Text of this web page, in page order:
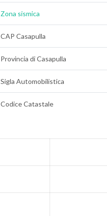
Zona sismica
CAP Casapulla
Provincia di Casapulla
Sigla Automobilistica
Codice Catastale